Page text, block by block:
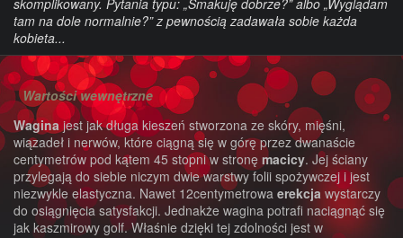
skomplikowany. Pytania typu: „Smakuję dobrze?” albo „Wyglądam
tam na dole normalnie?” z pewnością zadawała sobie każda
kobieta...
Wartości wewnętrzne
Waginajest jak długa kieszeń stworzona ze skóry, mięśni,
wiązadeł i nerwów, które ciągną się w górę przez dwanaście
centymetrów pod kątem 45 stopni w stronę macicy. Jej ściany
przylegają do siebie niczym dwie warstwy folii spożywczej i jest
niezwykle elastyczna. Nawet 12centymetrowa erekcja wystarczy
do osiągnięcia satysfakcji. Jednakże wagina potrafi naciągnąć się
jak kaszmirowy golf. Właśnie dzięki tej zdolności jest w